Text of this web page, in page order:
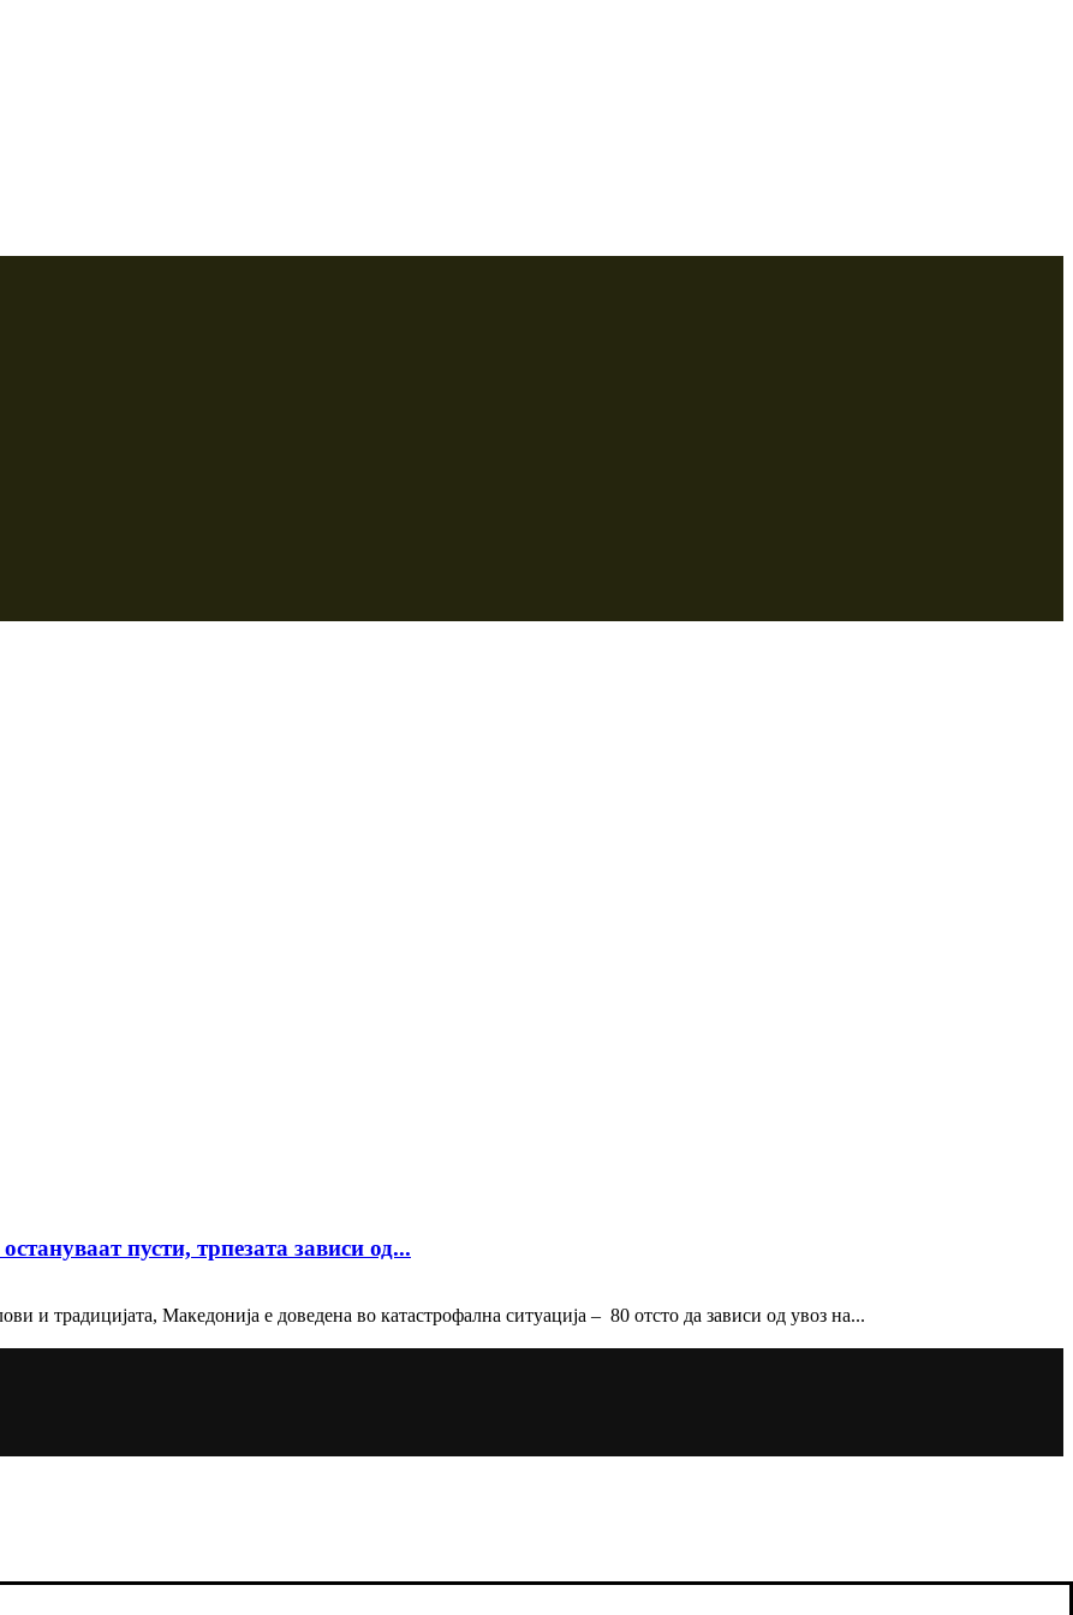
пусти, трпезата зависи од...
и традицијата, Македонија е доведена во катастрофална ситуација – 80 отсто да зависи од увоз на...